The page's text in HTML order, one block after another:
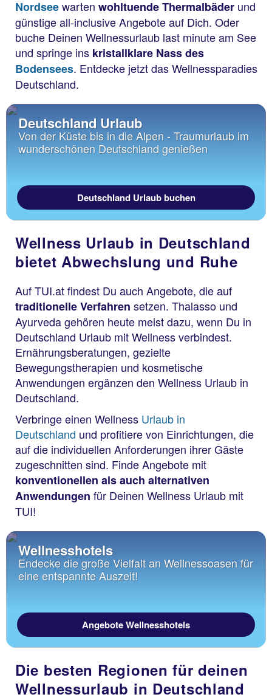
Nordseewarten wohltuende Thermalbäder und
günstige all-inclusive Angebote auf Dich. Oder
buche Deinen Wellnessurlaub last minute am See
und springe ins kristallklare Nass des
Bodensees. Entdecke jetzt das Wellnessparadies
Deutschland.
Deutschland Urlaub
Von der Küste bis in die Alpen - Traumurlaub im
wunderschönen Deutschland genießen
Deutschland Urlaub buchen
Wellness Urlaub in Deutschland
bietet Abwechslung und Ruhe
Auf TUI.at findest Du auch Angebote, die auf
traditionelle Verfahren setzen. Thalasso und
Ayurveda gehören heute meist dazu, wenn Du in
Deutschland Urlaub mit Wellness verbindest.
Ernährungsberatungen, gezielte
Bewegungstherapien und kosmetische
Anwendungen ergänzen den Wellness Urlaub in
Deutschland.
Verbringe einen Wellness Urlaub in
Deutschland und profitiere von Einrichtungen, die
auf die individuellen Anforderungen ihrer Gäste
zugeschnitten sind. Finde Angebote mit
konventionellen als auch alternativen
Anwendungen für Deinen Wellness Urlaub mit
TUI!
Wellnesshotels
Endecke die große Vielfalt an Wellnessoasen für
eine entspannte Auszeit!
Angebote Wellnesshotels
Die besten Regionen für deinen
Wellnessurlaub in Deutschland